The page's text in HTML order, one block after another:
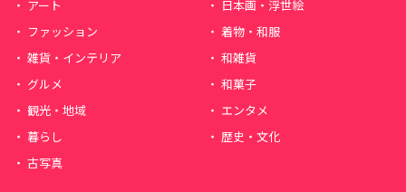
アート
日本画・浮世絵
ファッション
着物・和服
雑貨・インテリア
和雑貨
グルメ
和菓子
観光・地域
エンタメ
暮らし
歴史・文化
古写真